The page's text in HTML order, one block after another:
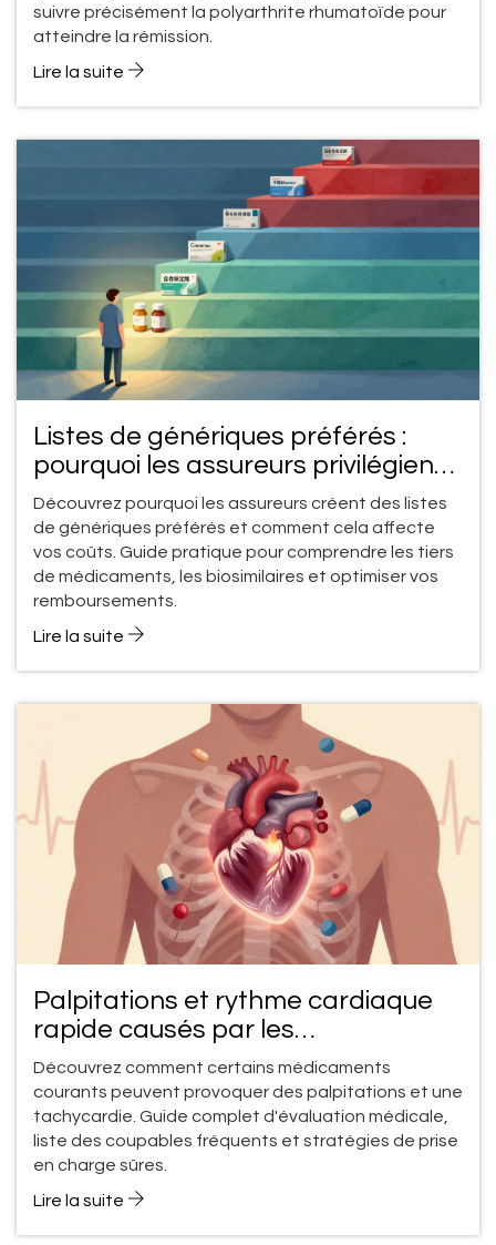
suivre précisément la polyarthrite rhumatoïde pour
atteindre la rémission.
Lire la suite
Listes de génériques préférés :
pourquoi les assureurs privilégient
certains médicaments
Découvrez pourquoi les assureurs créent des listes
de génériques préférés et comment cela affecte
vos coûts. Guide pratique pour comprendre les tiers
de médicaments, les biosimilaires et optimiser vos
remboursements.
Lire la suite
Palpitations et rythme cardiaque
rapide causés par les
médicaments : guide d'évaluation
et de prise en charge
Découvrez comment certains médicaments
courants peuvent provoquer des palpitations et une
tachycardie. Guide complet d'évaluation médicale,
liste des coupables fréquents et stratégies de prise
en charge sûres.
Lire la suite